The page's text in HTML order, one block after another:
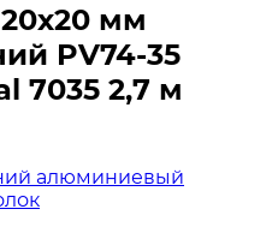
мм
PV74-35
7035 2,7 м
алюминиевый